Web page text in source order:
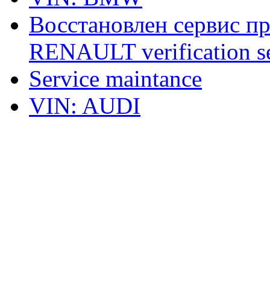
Восстановлен сервис
RENAULT verification
Service maintance
VIN: AUDI